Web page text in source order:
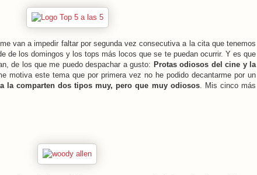
me van a impedir faltar por segunda vez consecutiva a la cita que tenemos
de los domingos y los tops más locos que se te puedan ocurrir. Y es que
de los que me puedo despachar a gusto: Protas odiosos del cine y la
motiva este tema que por primera vez no he podido decantarme por un
la comparten dos tipos muy, pero que muy odiosos. Mis cinco más